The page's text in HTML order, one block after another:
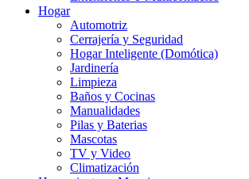
Hogar
Automotriz
Cerrajería y Seguridad
Hogar Inteligente (Domótica)
Jardinería
Limpieza
Baños y Cocinas
Manualidades
Pilas y Baterias
Mascotas
TV y Video
Climatización